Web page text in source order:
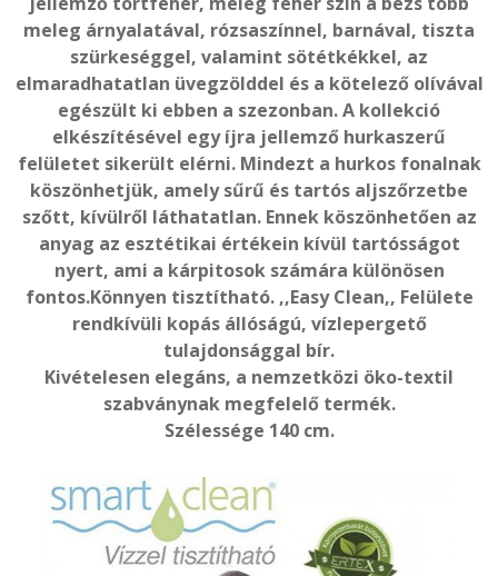
meleg árnyalatával, rózsaszínnel, barnával, tiszta
szürkeséggel, valamint sötétkékkel, az
elmaradhatatlan üvegzölddel és a kötelező olívával
egészült ki ebben a szezonban. A kollekció
elkészítésével egy íjra jellemző hurkaszerű
felületet sikerült elérni. Mindezt a hurkos fonalnak
köszönhetjük, amely sűrű és tartós aljszőrzetbe
szőtt, kívülről láthatatlan. Ennek köszönhetően az
anyag az esztétikai értékein kívül tartósságot
nyert, ami a kárpitosok számára különösen
fontos.Könnyen tisztítható. ,,Easy Clean,, Felülete
rendkívüli kopás állóságú, vízlepergető
tulajdonsággal bír.
Kivételesen elegáns, a nemzetközi öko-textil
szabványnak megfelelő termék.
Szélessége 140 cm.